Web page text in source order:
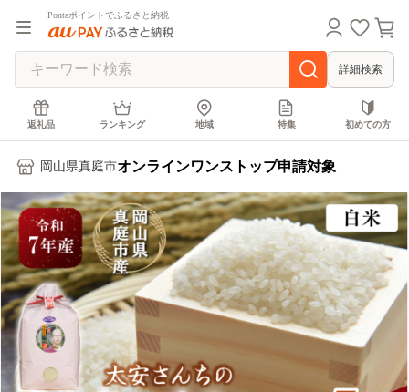
Pontaポイントでふるさと納税
詳細検索
返礼品 ランキング 地域 特集 初めての方
岡山県真庭市オンラインワンストップ申請対象